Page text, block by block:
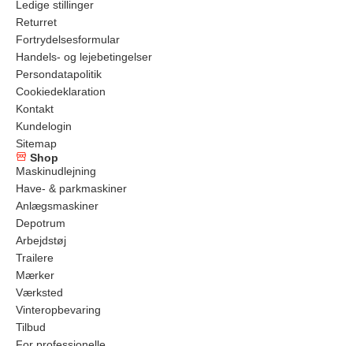
Ledige stillinger
Returret
Fortrydelsesformular
Handels- og lejebetingelser
Persondatapolitik
Cookiedeklaration
Kontakt
Kundelogin
Sitemap
Shop
Maskinudlejning
Have- & parkmaskiner
Anlægsmaskiner
Depotrum
Arbejdstøj
Trailere
Mærker
Værksted
Vinteropbevaring
Tilbud